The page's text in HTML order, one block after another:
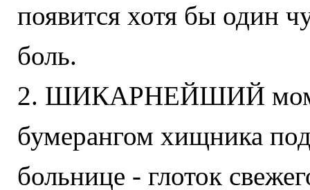
появится хотя бы один
боль.
2. ШИКАРНЕЙШИЙ
бумерангом хищника
больнице - глоток